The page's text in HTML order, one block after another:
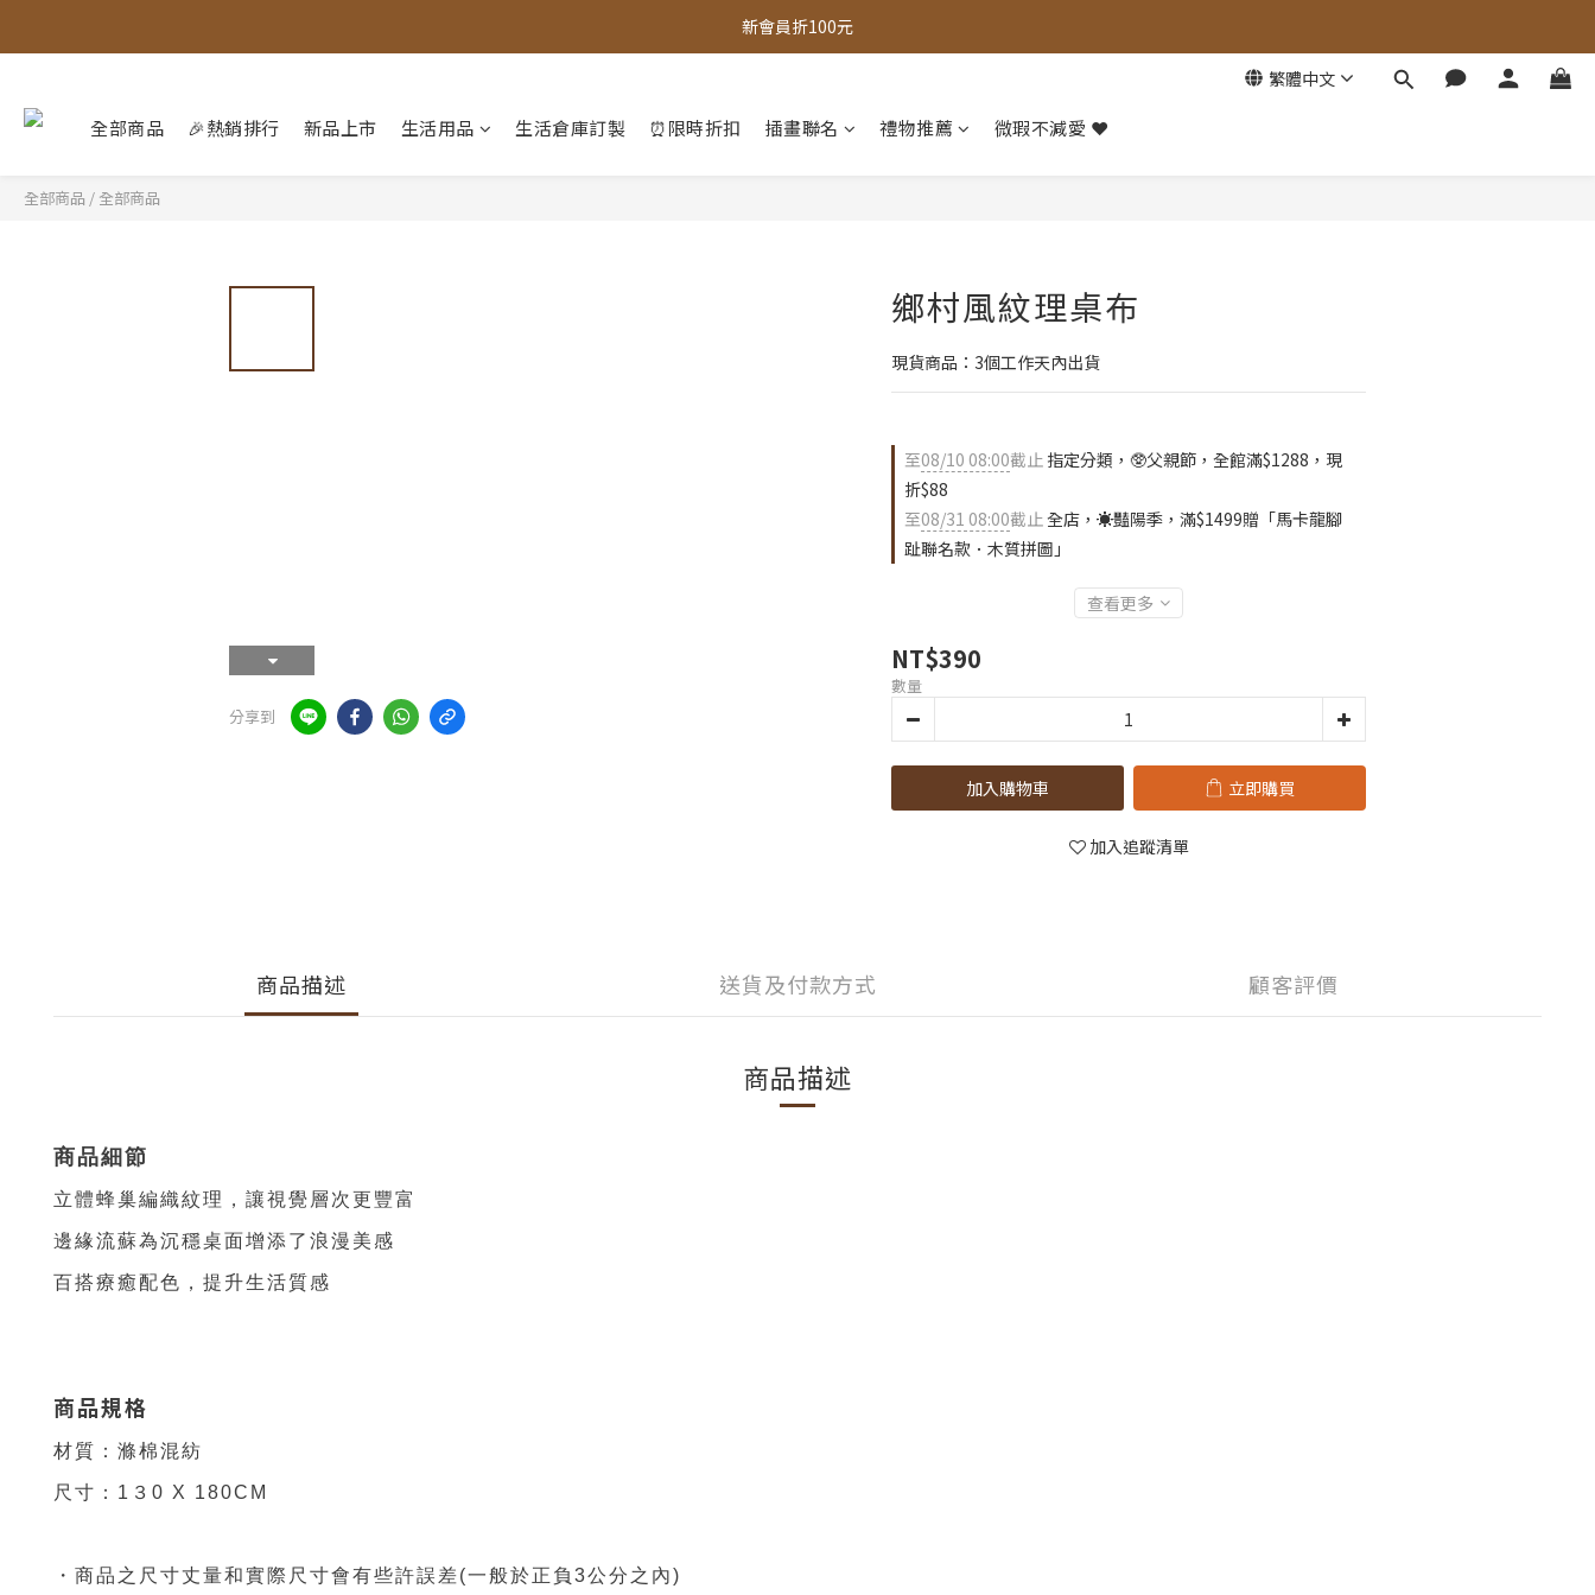
全館，滿888超取免運｜滿1500宅配免運
全館現貨商品，3個工作天內出貨
繁體中文
全部商品 🎉熱銷排行 新品上市 生活用品 生活倉庫訂製 ⏰限時折扣 插畫聯名 禮物推薦 微瑕不減愛 ❤️
全部商品 / 全部商品
分享到
鄉村風紋理桌布
現貨商品：3個工作天內出貨
至08/10 08:00截止 指定分類，🥸父親節，全館滿$1288，現
折$88
至08/31 08:00截止全店，☀️豔陽季，滿$1499贈「馬卡龍腳
趾聯名款．木質拼圖」
查看更多
NT$390
數量
加入購物車 立即購買
加入追蹤清單
商品描述 送貨及付款方式 顧客評價
商品描述
商品細節
立體蜂巢編織紋理 ， 讓視覺層次更豐富
邊緣流蘇為沉穩桌面增添了浪漫美感
百搭療癒配色，提升生活質感
商品規格
材質：滌棉混紡
尺寸：1３0 X 180CM
・商品之尺寸丈量和實際尺寸會有些許誤差(一般於正負3公分之內)